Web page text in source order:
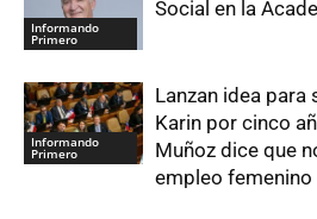
Informando
Primero
Social en la
Informando
Primero
Lanzan idea para
Karin por cinco
Muñoz dice que
empleo femenino